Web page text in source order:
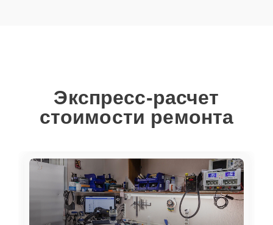
Экспресс-расчет
стоимости ремонта